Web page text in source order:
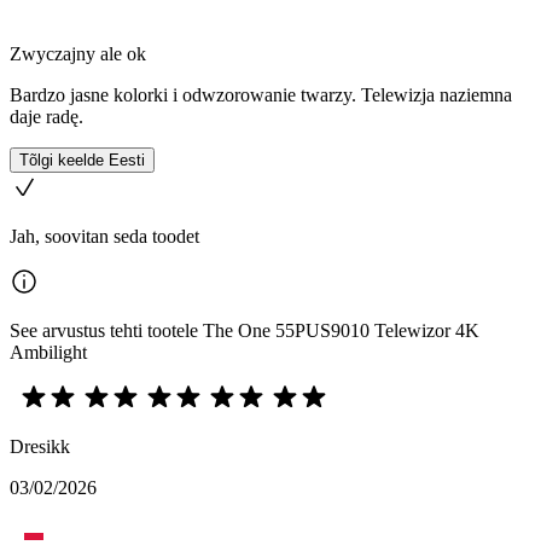
Zwyczajny ale ok
Bardzo jasne kolorki i odwzorowanie twarzy. Telewizja naziemna
daje radę.
Tõlgi keelde Eesti
Jah, soovitan seda toodet
See arvustus tehti tootele The One 55PUS9010 Telewizor 4K
Ambilight
Dresikk
03/02/2026